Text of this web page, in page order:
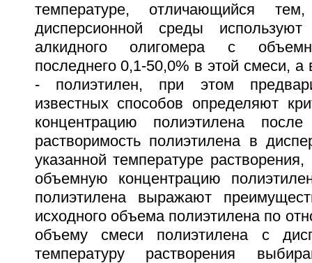
температуре, отличающийся
дисперсионной среды
алкидного олигомера с
последнего 0,1-50,0% в этой смеси, а
- полиэтилен, при этом
известных способов определяют
концентрацию полиэтилена
растворимость полиэтилена в
указанной температуре
объемную концентрацию
полиэтилена выражают
исходного объема полиэтилена по
объему смеси полиэтилена с
температуру растворения